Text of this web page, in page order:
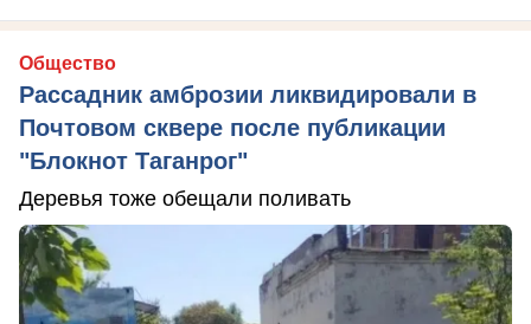
Общество
Рассадник амброзии ликвидировали в
Почтовом сквере после публикации
"Блокнот Таганрог"
Деревья тоже обещали поливать